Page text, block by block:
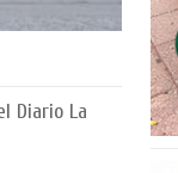
Diario La